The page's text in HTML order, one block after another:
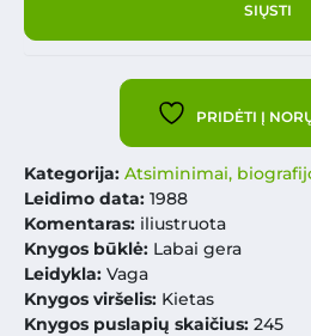
PRIDĖTI Į
Kategorija: Atsiminimai,
Leidimo data: 1988
Komentaras: iliustruota
Knygos būklė: Labai gera
Leidykla: Vaga
Knygos viršelis: Kietas
Knygos puslapių skaičius: 245